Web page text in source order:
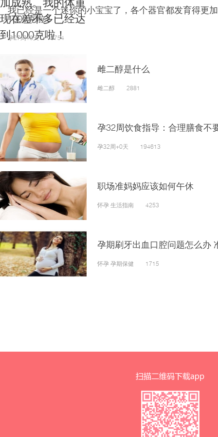
我已经是一个迷你的小宝宝了，各个器官都发育得更
1000克啦！
孕27周+0天 9754
雌二醇是什么
雌二醇 2881
孕32周饮食指导：合理膳食不
孕32周+0天 194613
职场准妈妈应该如何午休
怀孕 生活指南 4253
孕期刷牙出血口腔问题怎么办
怀孕 孕期保健 1715